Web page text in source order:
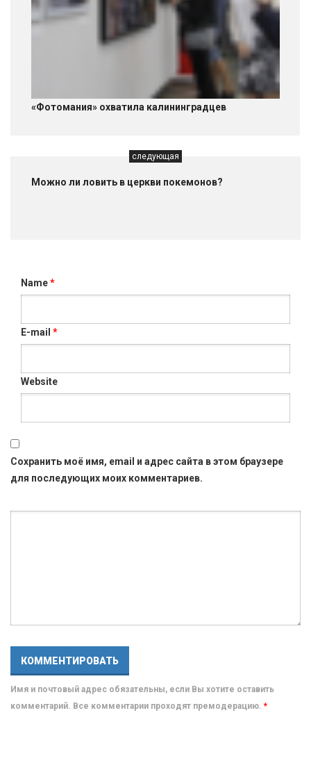
«Фотомания» охватила калининградцев
следующая
Можно ли ловить в церкви покемонов?
Name*
E-mail *
Website
Сохранить моё имя, email и адрес сайта в этом браузере
для последующих моих комментариев.
Имя и почтовый адрес обязательны, если Вы хотите оставить
комментарий. Все комментарии проходят премодерацию. *